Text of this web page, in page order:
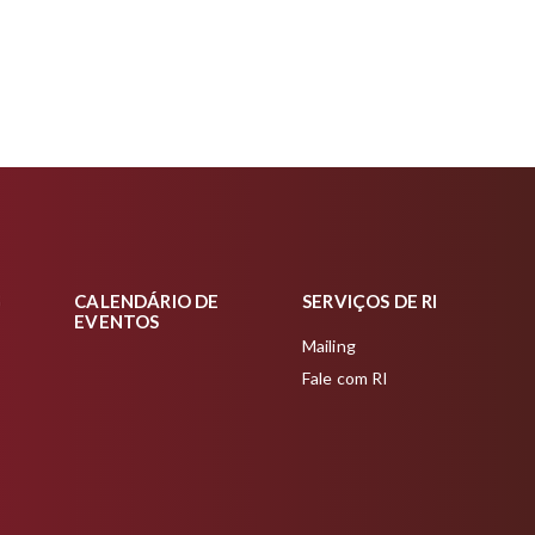
CALENDÁRIO DE
EVENTOS
SERVIÇOS DE RI
Mailing
Fale com RI